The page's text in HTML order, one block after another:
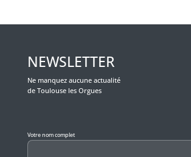
NEWSLETTER
Ne manquez aucune actualité
de Toulouse les Orgues
Votre nom complet